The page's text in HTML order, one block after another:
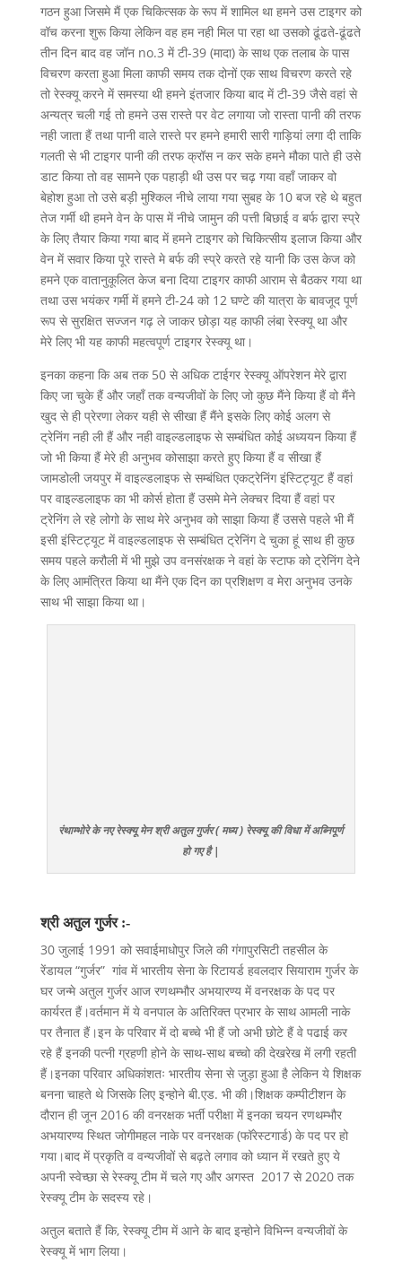
गठन हुआ जिसमे मैं एक चिकित्सक के रूप में शामिल था हमने उस टाइगर को
वॉच करना शुरू किया लेकिन वह हम नही मिल पा रहा था उसको ढूंढते-ढूंढते
तीन दिन बाद वह जॉन no.3 में टी-39 (मादा) के साथ एक तलाब के पास
विचरण करता हुआ मिला काफी समय तक दोनों एक साथ विचरण करते रहे
तो रेस्क्यू करने में समस्या थी हमने इंतजार किया बाद में टी-39 जैसे वहां से
अन्यत्र चली गई तो हमने उस रास्ते पर वेट लगाया जो रास्ता पानी की तरफ
नही जाता हैं तथा पानी वाले रास्ते पर हमने हमारी सारी गाड़ियां लगा दी ताकि
गलती से भी टाइगर पानी की तरफ क्रॉस न कर सके हमने मौका पाते ही उसे
डाट किया तो वह सामने एक पहाड़ी थी उस पर चढ़ गया वहाँ जाकर वो
बेहोश हुआ तो उसे बड़ी मुश्किल नीचे लाया गया सुबह के 10 बज रहे थे बहुत
तेज गर्मी थी हमने वेन के पास में नीचे जामुन की पत्ती बिछाई व बर्फ द्वारा स्प्रे
के लिए तैयार किया गया बाद में हमने टाइगर को चिकित्सीय इलाज किया और
वेन में सवार किया पूरे रास्ते मे बर्फ की स्प्रे करते रहे यानी कि उस केज को
हमने एक वातानुकूलित केज बना दिया टाइगर काफी आराम से बैठकर गया था
तथा उस भयंकर गर्मी में हमने टी-24 को 12 घण्टे की यात्रा के बावजूद पूर्ण
रूप से सुरक्षित सज्जन गढ़ ले जाकर छोड़ा यह काफी लंबा रेस्क्यू था और
मेरे लिए भी यह काफी महत्वपूर्ण टाइगर रेस्क्यू था।
इनका कहना कि अब तक 50 से अधिक टाईगर रेस्क्यू ऑपरेशन मेरे द्वारा
किए जा चुके हैं और जहाँ तक वन्यजीवों के लिए जो कुछ मैंने किया हैं वो मैंने
खुद से ही प्रेरणा लेकर यही से सीखा हैं मैंने इसके लिए कोई अलग से
ट्रेनिंग नही ली हैं और नही वाइल्डलाइफ से सम्बंधित कोई अध्ययन किया हैं
जो भी किया हैं मेरे ही अनुभव कोसाझा करते हुए किया हैं व सीखा हैं
जामडोली जयपुर में वाइल्डलाइफ से सम्बंधित एकट्रेनिंग इंस्टिट्यूट हैं वहां
पर वाइल्डलाइफ का भी कोर्स होता हैं उसमे मेने लेक्चर दिया हैं वहां पर
ट्रेनिंग ले रहे लोगो के साथ मेरे अनुभव को साझा किया हैं उससे पहले भी मैं
इसी इंस्टिट्यूट में वाइल्डलाइफ से सम्बंधित ट्रेनिंग दे चुका हूं साथ ही कुछ
समय पहले करौली में भी मुझे उप वनसंरक्षक ने वहां के स्टाफ को ट्रेनिंग देने
के लिए आमंत्रित किया था मैंने एक दिन का प्रशिक्षण व मेरा अनुभव उनके
साथ भी साझा किया था।
रंथाम्भोरे के नए रेस्क्यू मेन श्री अतुल गुर्जर ( मध्य ) रेस्क्यू की विधा में अब्निपूर्ण
हो गए है |
श्रीअतुल गुर्जर :-
30 जुलाई 1991 को सवाईमाधोपुर जिले की गंगापुरसिटी तहसील के
रेंडायल “गुर्जर” गांव में भारतीय सेना के रिटायर्ड हवलदार सियाराम गुर्जर के
घर जन्मे अतुल गुर्जर आज रणथम्भौर अभयारण्य में वनरक्षक के पद पर
कार्यरत हैं।वर्तमान में ये वनपाल के अतिरिक्त प्रभार के साथ आमली नाके
पर तैनात हैं।इन के परिवार में दो बच्चे भी हैं जो अभी छोटे हैं वे पढाई कर
रहे हैं इनकी पत्नी ग्रहणी होने के साथ-साथ बच्चो की देखरेख में लगी रहती
हैं।इनका परिवार अधिकांशतः भारतीय सेना से जुड़ा हुआ है लेकिन ये शिक्षक
बनना चाहते थे जिसके लिए इन्होने बी.एड. भी की।शिक्षक कम्पीटीशन के
दौरान ही जून 2016 की वनरक्षक भर्ती परीक्षा में इनका चयन रणथम्भौर
अभयारण्य स्थित जोगीमहल नाके पर वनरक्षक (फॉरेस्टगार्ड) के पद पर हो
गया।बाद में प्रकृति व वन्यजीवों से बढ़ते लगाव को ध्यान में रखते हुए ये
अपनी स्वेच्छा से रेस्क्यू टीम में चले गए और अगस्त 2017 से 2020 तक
रेस्क्यू टीम के सदस्य रहे।
अतुल बताते हैं कि, रेस्क्यू टीम में आने के बाद इन्होने विभिन्न वन्यजीवों के
रेस्क्यू में भाग लिया।